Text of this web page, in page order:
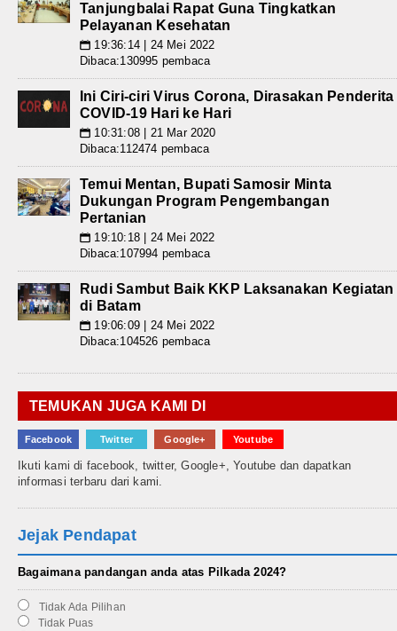
Tanjungbalai Rapat Guna Tingkatkan
Pelayanan Kesehatan
📅 19:36:14 | 24 Mei 2022
Dibaca:130995 pembaca
Ini Ciri-ciri Virus Corona, Dirasakan Penderita
COVID-19 Hari ke Hari
📅 10:31:08 | 21 Mar 2020
Dibaca:112474 pembaca
Temui Mentan, Bupati Samosir Minta
Dukungan Program Pengembangan
Pertanian
📅 19:10:18 | 24 Mei 2022
Dibaca:107994 pembaca
Rudi Sambut Baik KKP Laksanakan Kegiatan
di Batam
📅 19:06:09 | 24 Mei 2022
Dibaca:104526 pembaca
TEMUKAN JUGA KAMI DI
Facebook Twitter Google+ Youtube
Ikuti kami di facebook, twitter, Google+, Youtube dan dapatkan
informasi terbaru dari kami.
Jejak Pendapat
Bagaimana pandangan anda atas Pilkada 2024?
Tidak Ada Pilihan
Tidak Puas